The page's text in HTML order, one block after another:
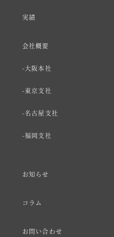
実績
会社概要
大阪本社
東京支社
名古屋支社
福岡支社
お知らせ
コラム
お問い合わせ